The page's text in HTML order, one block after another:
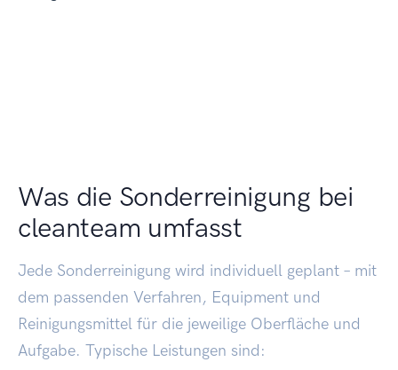
Was die Sonderreinigung bei
cleanteam umfasst
Jede Sonderreinigung wird individuell geplant – mit
dem passenden Verfahren, Equipment und
Reinigungsmittel für die jeweilige Oberfläche und
Aufgabe. Typische Leistungen sind: